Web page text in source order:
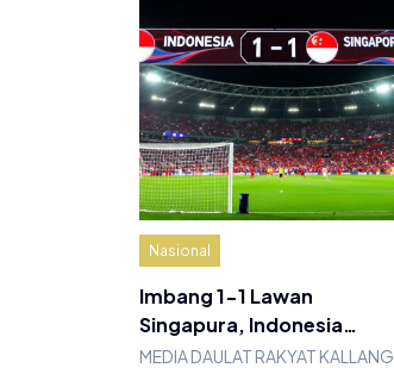
Nasional
Imbang 1-1 Lawan
Singapura, Indonesia…
MEDIA DAULAT RAKYAT KALLANG,